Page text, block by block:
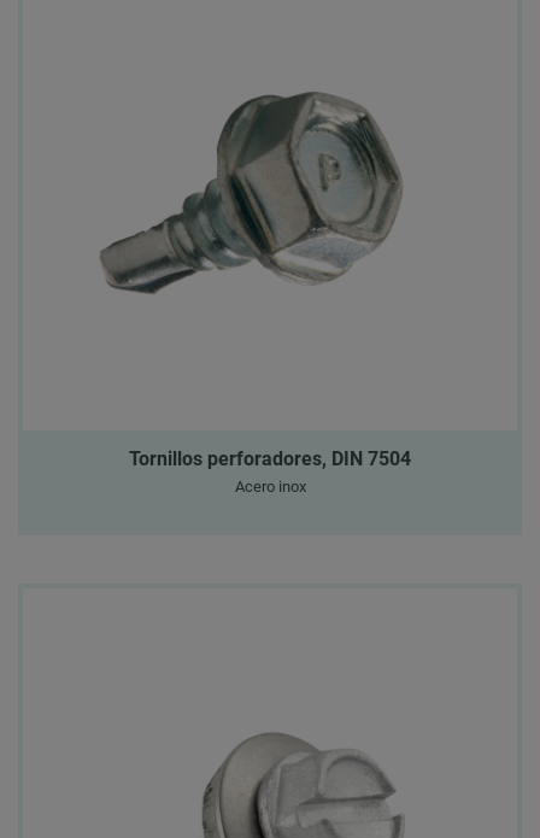
Tornillos perforadores, DIN 7504
Acero inox